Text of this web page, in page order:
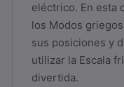
eléctrico. En esta
los Modos
sus posiciones y
utilizar la Escala
divertida.